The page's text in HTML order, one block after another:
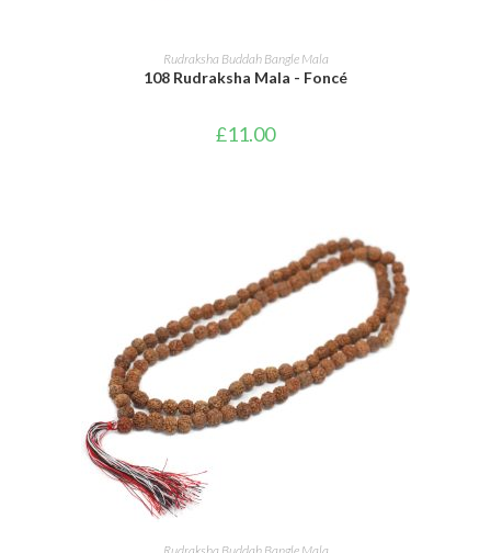
AJOUTER AU PANIER
Rudraksha Buddah Bangle Mala
108 Rudraksha Mala - Foncé
£11.00
AJOUTER AU PANIER
Rudraksha Buddah Bangle Mala